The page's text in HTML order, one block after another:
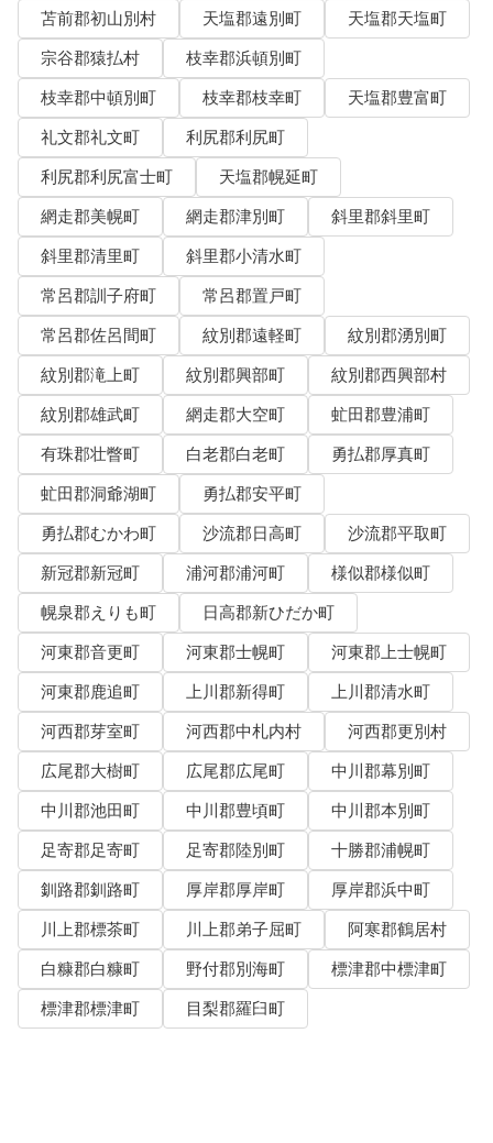
苫前郡初山別村
天塩郡遠別町
天塩郡天塩町
宗谷郡猿払村
枝幸郡浜頓別町
枝幸郡中頓別町
枝幸郡枝幸町
天塩郡豊富町
礼文郡礼文町
利尻郡利尻町
利尻郡利尻富士町
天塩郡幌延町
網走郡美幌町
網走郡津別町
斜里郡斜里町
斜里郡清里町
斜里郡小清水町
常呂郡訓子府町
常呂郡置戸町
常呂郡佐呂間町
紋別郡遠軽町
紋別郡湧別町
紋別郡滝上町
紋別郡興部町
紋別郡西興部村
紋別郡雄武町
網走郡大空町
虻田郡豊浦町
有珠郡壮瞥町
白老郡白老町
勇払郡厚真町
虻田郡洞爺湖町
勇払郡安平町
勇払郡むかわ町
沙流郡日高町
沙流郡平取町
新冠郡新冠町
浦河郡浦河町
様似郡様似町
幌泉郡えりも町
日高郡新ひだか町
河東郡音更町
河東郡士幌町
河東郡上士幌町
河東郡鹿追町
上川郡新得町
上川郡清水町
河西郡芽室町
河西郡中札内村
河西郡更別村
広尾郡大樹町
広尾郡広尾町
中川郡幕別町
中川郡池田町
中川郡豊頃町
中川郡本別町
足寄郡足寄町
足寄郡陸別町
十勝郡浦幌町
釧路郡釧路町
厚岸郡厚岸町
厚岸郡浜中町
川上郡標茶町
川上郡弟子屈町
阿寒郡鶴居村
白糠郡白糠町
野付郡別海町
標津郡中標津町
標津郡標津町
目梨郡羅臼町